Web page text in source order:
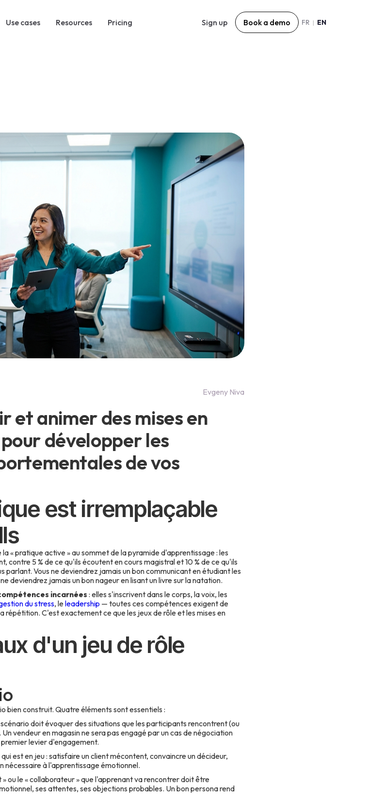
Use cases Resources Pricing Sign up Book a demo FR | EN
Evgeny Niva
et animer des mises en
développer les
de vos
est irremplaçable
« pratique active » au sommet de la pyramide d'apprentissage : les
contre 5 % de ce qu'ils écoutent en cours magistral et 10 % de ce qu'ils
parlant. Vous ne deviendrez jamais un bon communicant en étudiant les
deviendrez jamais un bon nageur en lisant un livre sur la natation.
incarnées: elles s'inscrivent dans le corps, la voix, les
du stress, leleadership — toutes ces compétences exigent de
C'est exactement ce que les jeux de rôle et les mises en
d'un jeu de rôle
bien construit. Quatre éléments sont essentiels :
scénario doit évoquer des situations que les participants rencontrent (ou
vendeur en magasin ne sera pas engagé par un cas de négociation
levier d'engagement.
est en jeu : satisfaire un client mécontent, convaincre un décideur,
nécessaire à l'apprentissage émotionnel.
» ou le « collaborateur » que l'apprenant va rencontrer doit être
ses attentes, ses objections probables. Un bon persona rend